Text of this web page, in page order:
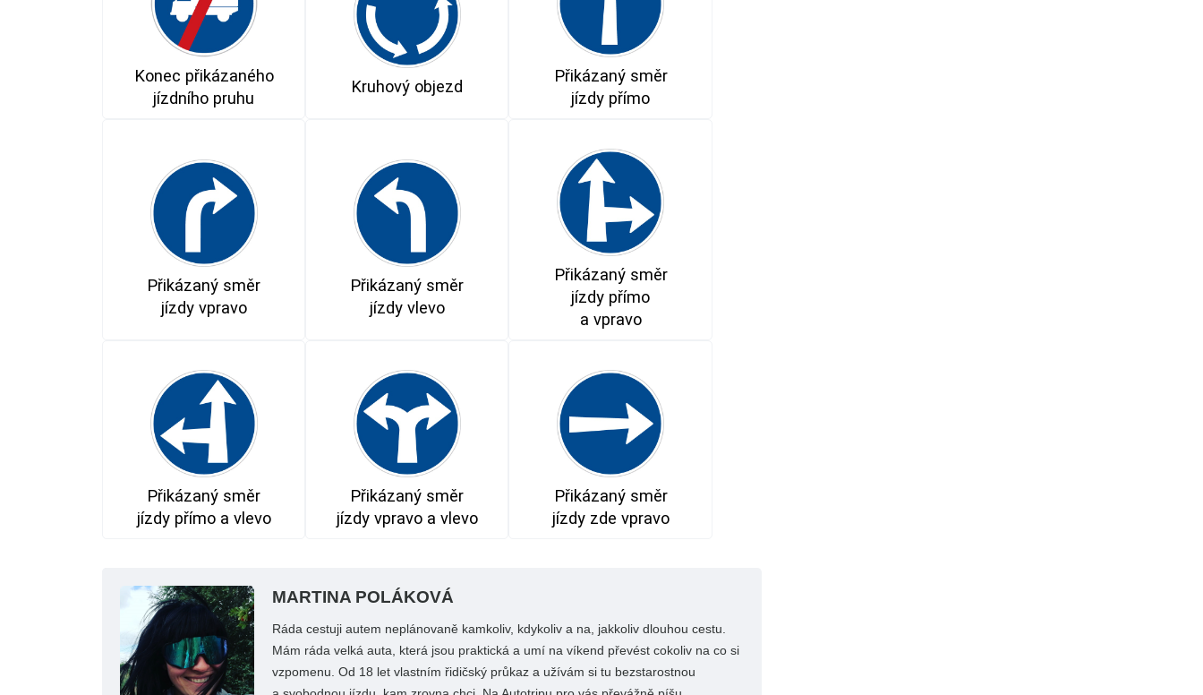
Konec přikázaného
jízdního pruhu
Kruhový objezd
Přikázaný směr
jízdy přímo
Přikázaný směr
jízdy vpravo
Přikázaný směr
jízdy vlevo
Přikázaný směr
jízdy přímo
a vpravo
Přikázaný směr
jízdy přímo a vlevo
Přikázaný směr
jízdy vpravo a vlevo
Přikázaný směr
jízdy zde vpravo
MARTINA POLÁKOVÁ
Ráda cestuji autem neplánovaně kamkoliv, kdykoliv a na, jakkoliv dlouhou cestu.
Mám ráda velká auta, která jsou praktická a umí na víkend převést cokoliv na co si
vzpomenu. Od 18 let vlastním řidičský průkaz a užívám si tu bezstarostnou